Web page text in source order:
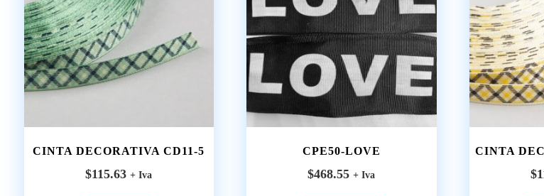
CINTA DECORATIVA CD11-5
$115.63 + Iva
CPE50-LOVE
$468.55 + Iva
CINTA
$